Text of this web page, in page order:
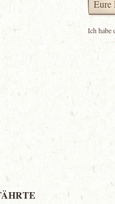
Ich habe